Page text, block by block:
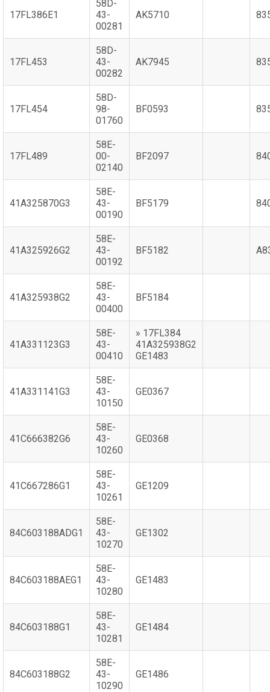
17FL386E1
58D-
43-
00281
AK5710
17FL453
58D-
43-
00282
AK7945
17FL454
58D-
98-
01760
BF0593
17FL489
58E-
00-
02140
BF2097
41A325870G3
58E-
43-
00190
BF5179
41A325926G2
58E-
43-
00192
BF5182
41A325938G2
58E-
43-
00400
BF5184
41A331123G3
58E-
43-
00410
» 17FL384
41A325938G2
GE1483
41A331141G3
58E-
43-
10150
GE0367
41C666382G6
58E-
43-
10260
GE0368
41C667286G1
58E-
43-
10261
GE1209
84C603188ADG1
58E-
43-
10270
GE1302
84C603188AEG1
58E-
43-
10280
GE1483
84C603188G1
58E-
43-
10281
GE1484
84C603188G2
58E-
43-
10290
GE1486